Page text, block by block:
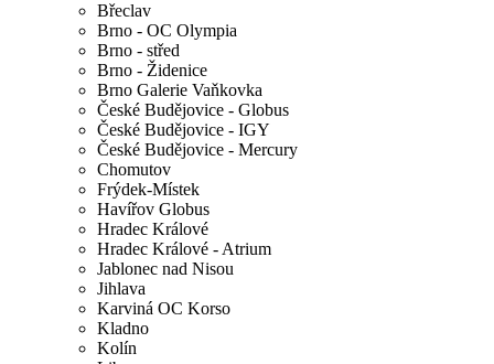
Břeclav
Brno - OC Olympia
Brno - střed
Brno - Židenice
Brno Galerie Vaňkovka
České Budějovice - Globus
České Budějovice - IGY
České Budějovice - Mercury
Chomutov
Frýdek-Místek
Havířov Globus
Hradec Králové
Hradec Králové - Atrium
Jablonec nad Nisou
Jihlava
Karviná OC Korso
Kladno
Kolín